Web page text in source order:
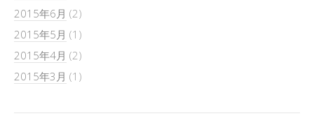
2015年6月 (2)
2015年5月 (1)
2015年4月 (2)
2015年3月 (1)